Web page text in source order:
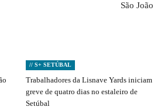
São João
// S+ SETÚBAL
Trabalhadores da Lisnave Yards iniciam
greve de quatro dias no estaleiro de
Setúbal